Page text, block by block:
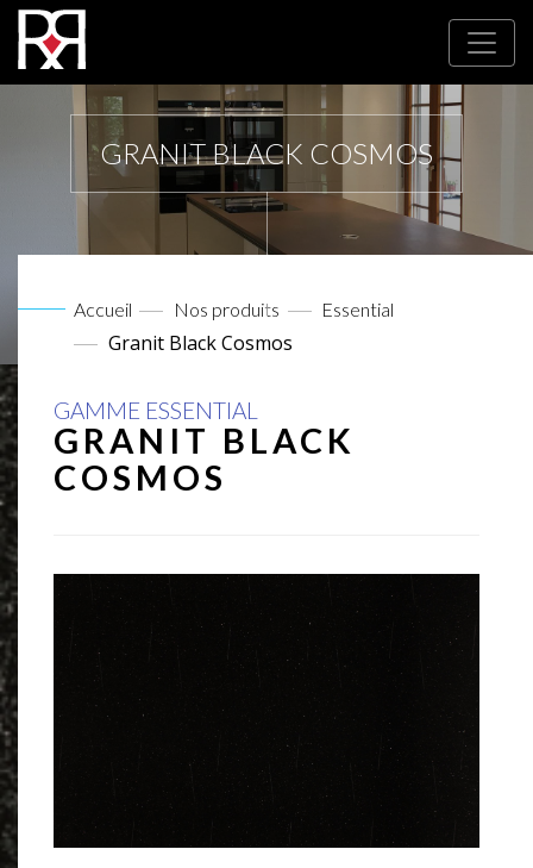
GRANIT BLACK COSMOS
Accueil Nos produits Essential
Granit Black Cosmos
GAMME ESSENTIAL
GRANIT BLACK
COSMOS